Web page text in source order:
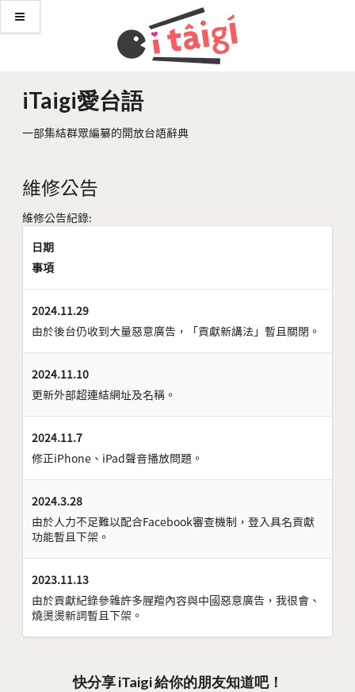
iTaigi愛台語
一部集結群眾編纂的開放台語辭典
維修公告
維修公告紀錄:
日期
事項
2024.11.29
由於後台仍收到大量惡意廣告，「貢獻新講法」暫且關閉。
2024.11.10
更新外部超連結網址及名稱。
2024.11.7
修正iPhone、iPad聲音播放問題。
2024.3.28
由於人力不足難以配合Facebook審查機制，登入具名貢獻
功能暫且下架。
2023.11.13
由於貢獻紀錄參雜許多腥羶內容與中國惡意廣告，我很會、
燒燙燙新詞暫且下架。
快分享 iTaigi 給你的朋友知道吧！